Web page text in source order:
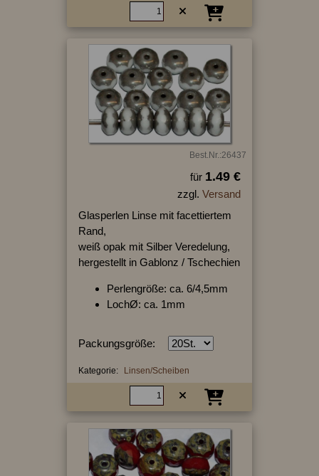
Best.Nr.:26437
für 1.49 €
zzgl. Versand
Glasperlen Linse mit facettiertem
Rand,
weiß opak mit Silber Veredelung,
hergestellt in Gablonz / Tschechien
Perlengröße: ca. 6/4,5mm
LochØ: ca. 1mm
Packungsgröße:
Kategorie: Linsen/Scheiben